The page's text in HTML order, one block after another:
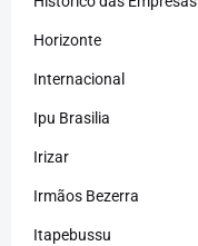
Horizonte
Internacional
Ipu Brasilia
Irizar
Irmãos Bezerra
Itapebussu